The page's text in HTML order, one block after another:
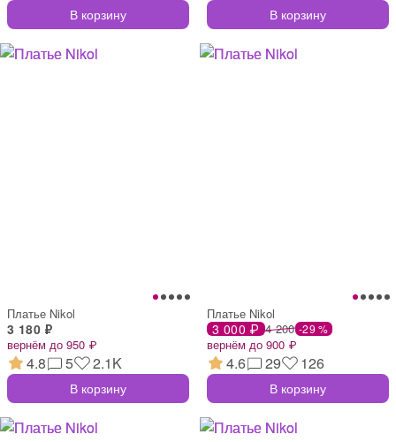
В корзину В корзину
Платье Nikol
3 180 ₽
вернём до 950 ₽
4.8 5 2.1K
В корзину
Платье Nikol
3 000 ₽ 4 200 -29 %
вернём до 900 ₽
4.6 29 126
В корзину